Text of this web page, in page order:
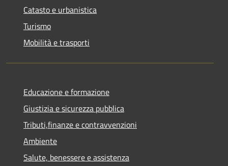
Catasto e urbanistica
Turismo
Mobilità e trasporti
Educazione e formazione
Giustizia e sicurezza pubblica
Tributi,finanze e contravvenzioni
Ambiente
Salute, benessere e assistenza